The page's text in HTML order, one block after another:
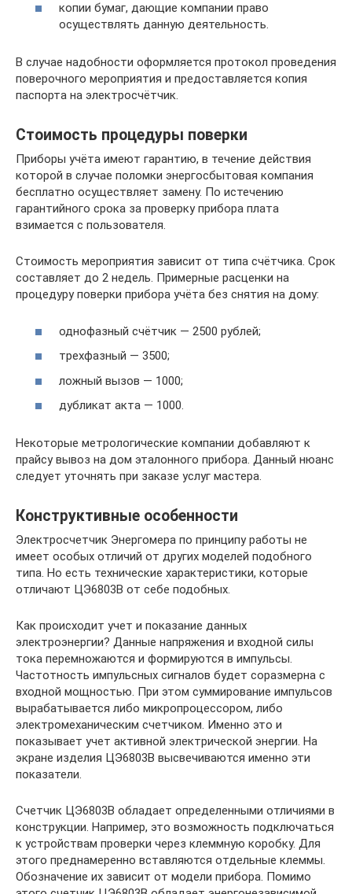
копии бумаг, дающие компании право
осуществлять данную деятельность.
В случае надобности оформляется протокол проведения
поверочного мероприятия и предоставляется копия
паспорта на электросчётчик.
Стоимость процедуры поверки
Приборы учёта имеют гарантию, в течение действия
которой в случае поломки энергосбытовая компания
бесплатно осуществляет замену. По истечению
гарантийного срока за проверку прибора плата
взимается с пользователя.
Стоимость мероприятия зависит от типа счётчика. Срок
составляет до 2 недель. Примерные расценки на
процедуру поверки прибора учёта без снятия на дому:
однофазный счётчик — 2500 рублей;
трехфазный — 3500;
ложный вызов — 1000;
дубликат акта — 1000.
Некоторые метрологические компании добавляют к
прайсу вывоз на дом эталонного прибора. Данный нюанс
следует уточнять при заказе услуг мастера.
Конструктивные особенности
Электросчетчик Энергомера по принципу работы не
имеет особых отличий от других моделей подобного
типа. Но есть технические характеристики, которые
отличают ЦЭ6803В от себе подобных.
Как происходит учет и показание данных
электроэнергии? Данные напряжения и входной силы
тока перемножаются и формируются в импульсы.
Частотность импульсных сигналов будет соразмерна с
входной мощностью. При этом суммирование импульсов
вырабатывается либо микропроцессором, либо
электромеханическим счетчиком. Именно это и
показывает учет активной электрической энергии. На
экране изделия ЦЭ6803В высвечиваются именно эти
показатели.
Счетчик ЦЭ6803В обладает определенными отличиями в
конструкции. Например, это возможность подключаться
к устройствам проверки через клеммную коробку. Для
этого преднамеренно вставляются отдельные клеммы.
Обозначение их зависит от модели прибора. Помимо